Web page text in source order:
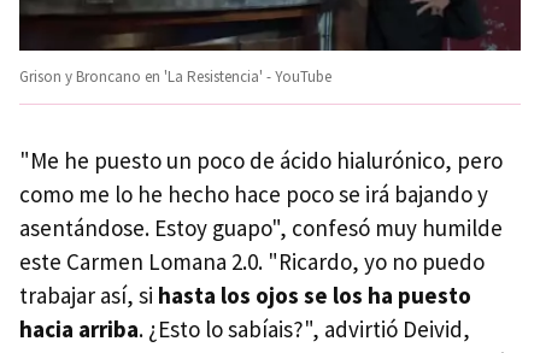
Grison y Broncano en 'La Resistencia' - YouTube
"Me he puesto un poco de ácido hialurónico, pero
como me lo he hecho hace poco se irá bajando y
asentándose. Estoy guapo", confesó muy humilde
este Carmen Lomana 2.0. "Ricardo, yo no puedo
trabajar así, si hasta los ojos se los ha puesto
hacia arriba. ¿Esto lo sabíais?", advirtió Deivid,